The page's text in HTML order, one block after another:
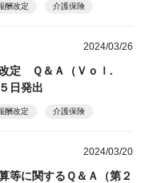
酬改定 介護保険
2024/03/26
定 Ｑ＆Ａ（Ｖｏｌ.
日発出
酬改定 介護保険
2024/03/20
等に関するＱ＆Ａ（第２